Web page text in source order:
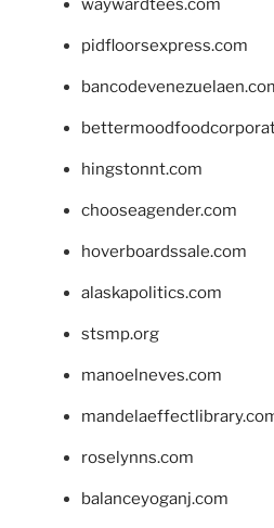
waywardtees.com
pidfloorsexpress.com
hingstonnt.com
chooseagender.com
hoverboardssale.com
alaskapolitics.com
stsmp.org
manoelneves.com
roselynns.com
balanceyoganj.com